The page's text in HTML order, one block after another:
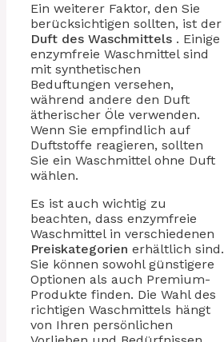
Ein weiterer Faktor, den Sie
berücksichtigen sollten, ist der
Duft des Waschmittels . Einige
enzymfreie Waschmittel sind
mit synthetischen
Beduftungen versehen,
während andere den Duft
ätherischer Öle verwenden.
Wenn Sie empfindlich auf
Duftstoffe reagieren, sollten
Sie ein Waschmittel ohne Duft
wählen.
Es ist auch wichtig zu
beachten, dass enzymfreie
Waschmittel in verschiedenen
Preiskategorien erhältlich sind.
Sie können sowohl günstigere
Optionen als auch Premium-
Produkte finden. Die Wahl des
richtigen Waschmittels hängt
von Ihren persönlichen